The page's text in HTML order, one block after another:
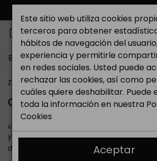
Buscar...
Zapateria Catchalot Centro de
CENTRO DE SOPORTE
¿Dudas? Pues echa un vistazo a las
ya resueltas o envía tu consulta a
de Atención al Cliente.
Este sitio web utiliza cookies
terceros para obtener
hábitos de navegación del
experiencia y permitirle
en redes sociales. Usted puede
rechazar las cookies, así como
cuáles quiere deshabilitar. Puede
toda la información en nuestra
Cookies
Aceptar